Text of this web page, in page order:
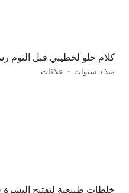
كلام حلو لخطيبي قبل النوم
منذ 5 سنوات علاقات
خلطات طبيعية لتفتيح